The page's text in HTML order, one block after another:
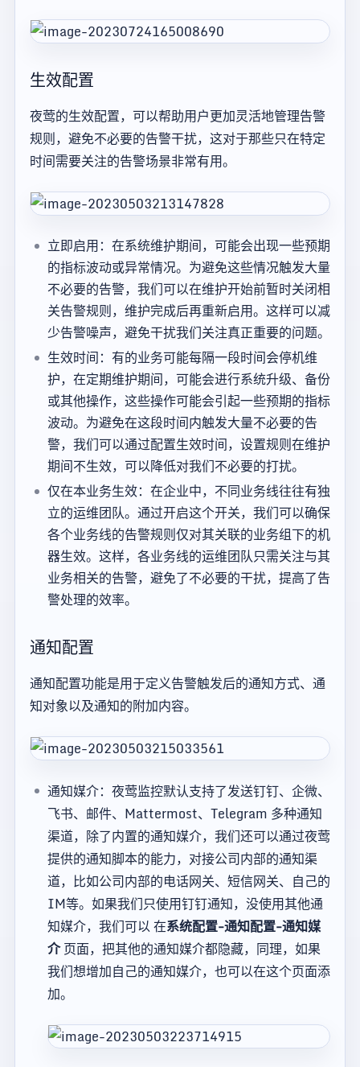
生效配置
夜莺的生效配置，可以帮助用户更加灵活地管理告警
规则，避免不必要的告警干扰，这对于那些只在特定
时间需要关注的告警场景非常有用。
立即启用：在系统维护期间，可能会出现一些预期
的指标波动或异常情况。为避免这些情况触发大量
不必要的告警，我们可以在维护开始前暂时关闭相
关告警规则，维护完成后再重新启用。这样可以减
少告警噪声，避免干扰我们关注真正重要的问题。
生效时间：有的业务可能每隔一段时间会停机维
护，在定期维护期间，可能会进行系统升级、备份
或其他操作，这些操作可能会引起一些预期的指标
波动。为避免在这段时间内触发大量不必要的告
警，我们可以通过配置生效时间，设置规则在维护
期间不生效，可以降低对我们不必要的打扰。
仅在本业务生效：在企业中，不同业务线往往有独
立的运维团队。通过开启这个开关，我们可以确保
各个业务线的告警规则仅对其关联的业务组下的机
器生效。这样，各业务线的运维团队只需关注与其
业务相关的告警，避免了不必要的干扰，提高了告
警处理的效率。
通知配置
通知配置功能是用于定义告警触发后的通知方式、通
知对象以及通知的附加内容。
通知媒介：夜莺监控默认支持了发送钉钉、企微、
飞书、邮件、Mattermost、Telegram 多种通知
渠道，除了内置的通知媒介，我们还可以通过夜莺
提供的通知脚本的能力，对接公司内部的通知渠
道，比如公司内部的电话网关、短信网关、自己的
IM等。如果我们只使用钉钉通知，没使用其他通
知媒介，我们可以 在系统配置-通知配置-通知媒
介页面，把其他的通知媒介都隐藏，同理，如果
我们想增加自己的通知媒介，也可以在这个页面添
加。